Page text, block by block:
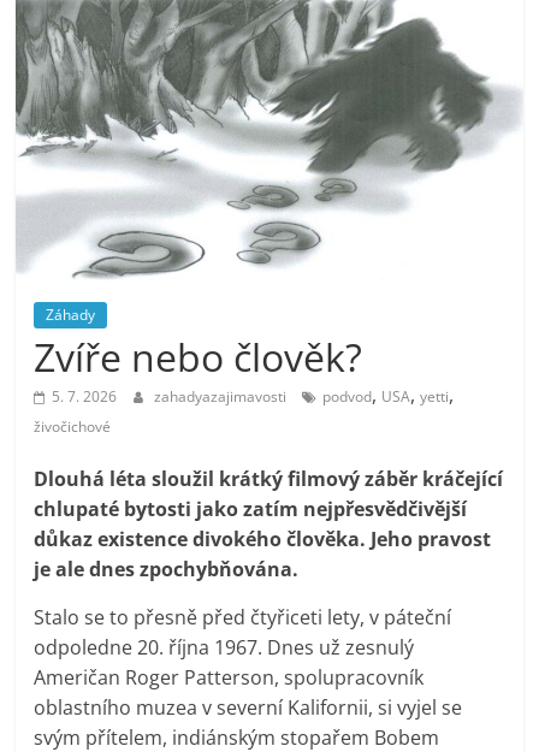
Záhady
Zvíře nebo člověk?
5. 7. 2026 zahadyazajimavosti podvod, USA,yetti,
živočichové
Dlouhá léta sloužil krátký filmový záběr kráčející
chlupaté bytosti jako zatím nejpřesvědčivější
důkaz existence divokého člověka. Jeho pravost
je ale dnes zpochybňována.
Stalo se to přesně před čtyřiceti lety, v páteční
odpoledne 20. října 1967. Dnes už zesnulý
Američan Roger Patterson, spolupracovník
oblastního muzea v severní Kalifornii, si vyjel se
svým přítelem, indiánským stopařem Bobem